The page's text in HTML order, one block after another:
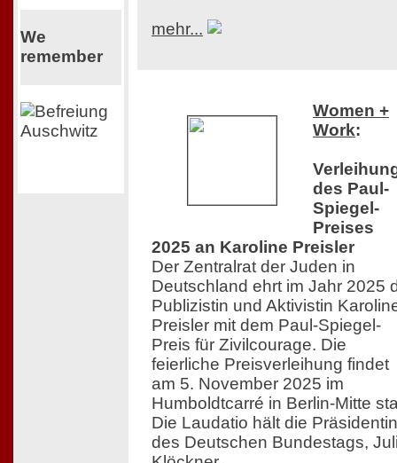
We
remember
mehr...
Women +
Work:
des Paul-
Spiegel-
Preises
2025 an Karoline Preisler
Der Zentralrat der Juden in
Deutschland ehrt im Jahr 2025
Publizistin und Aktivistin
Preisler mit dem Paul-Spiegel-
Preis für Zivilcourage. Die
feierliche Preisverleihung findet
am 5. November 2025 im
Humboldtcarré in Berlin-Mitte
Die Laudatio hält die Präsidentin
des Deutschen Bundestags,